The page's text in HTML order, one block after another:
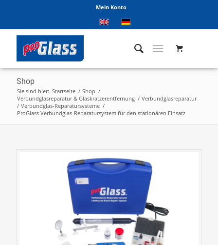
Mein Konto
Shop
Sie sind hier: Startseite / Shop /
Verbundglasreparatur & Glaskratzerentfernung / Verbundglasreparatur
/ Verbundglas-Reparatursysteme /
ProGlass Verbundglas-Reparatursystem für den stationären Einsatz